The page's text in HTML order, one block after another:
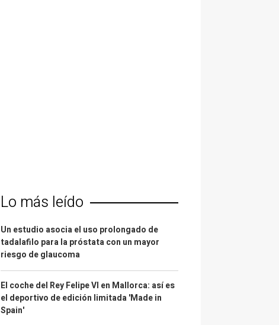
Lo más leído
Un estudio asocia el uso prolongado de
tadalafilo para la próstata con un mayor
riesgo de glaucoma
El coche del Rey Felipe VI en Mallorca: así es
el deportivo de edición limitada 'Made in
Spain'